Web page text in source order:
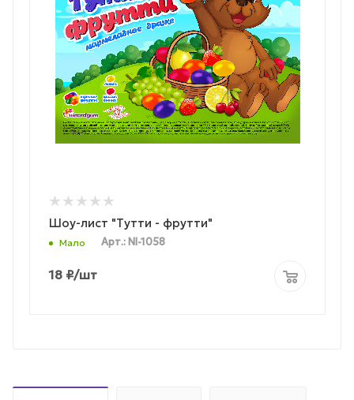
Шоу-лист "Тутти - фрутти"
Мало Арт.: NI-1058
18 ₽/шт